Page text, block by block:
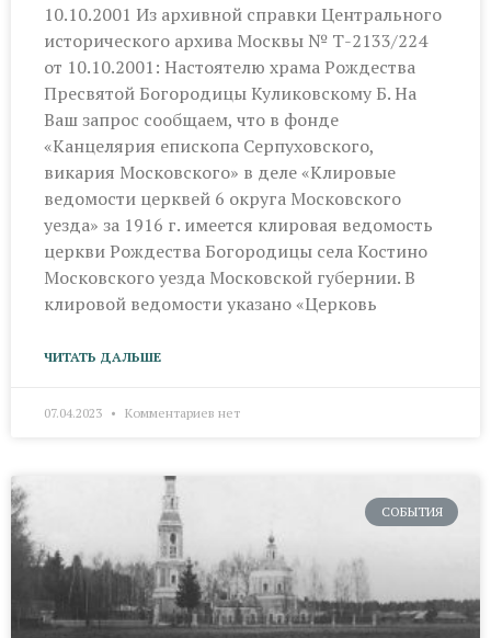
10.10.2001 Из архивной справки Центрального
исторического архива Москвы № Т-2133/224
от 10.10.2001: Настоятелю храма Рождества
Пресвятой Богородицы Куликовскому Б. На
Ваш запрос сообщаем, что в фонде
«Канцелярия епископа Серпуховского,
викария Московского» в деле «Клировые
ведомости церквей 6 округа Московского
уезда» за 1916 г. имеется клировая ведомость
церкви Рождества Богородицы села Костино
Московского уезда Московской губернии. В
клировой ведомости указано «Церковь
ЧИТАТЬ ДАЛЬШЕ
07.04.2023 Комментариев нет
СОБЫТИЯ